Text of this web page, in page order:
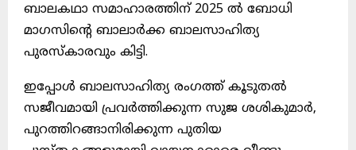
ബാലകഥാ സമാഹാരത്തിന് 2025 ൽ ബോധി
മാഗസിന്റെ ബാലാർക്ക ബാലസാഹിത്യ
പുരസ്കാരവും കിട്ടി.
ഇപ്പോൾ ബാലസാഹിത്യ രംഗത്ത് കൂടുതൽ
സജീവമായി പ്രവർത്തിക്കുന്ന സുജ ശശികുമാർ,
പുറത്തിറങ്ങാനിരിക്കുന്ന പുതിയ